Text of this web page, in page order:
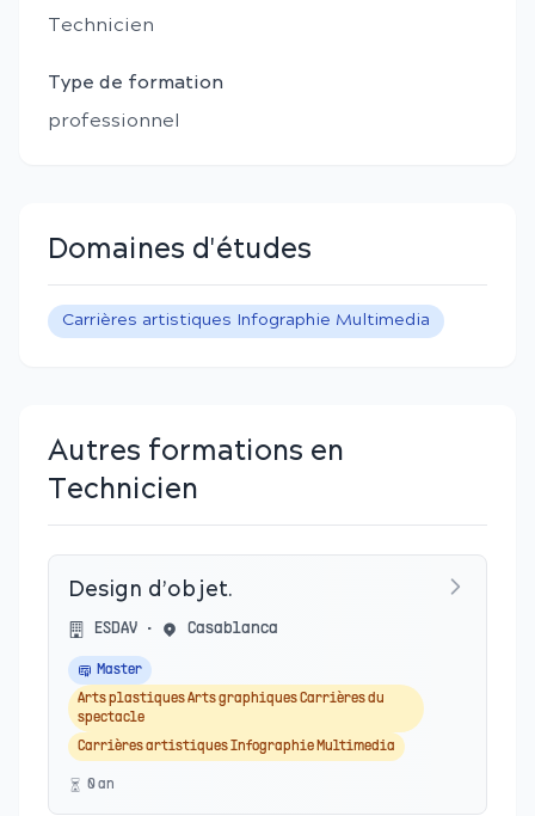
Technicien
Type de formation
professionnel
Domaines d'études
Carrières artistiques Infographie Multimedia
Autres formations en
Technicien
Design d’objet.
ESDAV • Casablanca
Master
Arts plastiques Arts graphiques Carrières du
spectacle
Carrières artistiques Infographie Multimedia
0an